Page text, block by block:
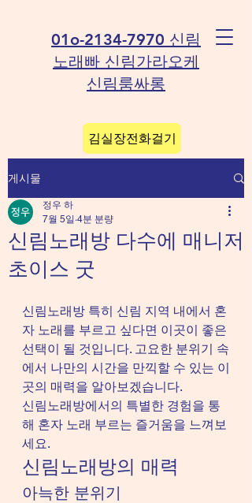
01o-2134-7970 신림
노래빠 신림가라오케
신림룸싸롱
김실장전화걸기
게시물
신림노래방 다수에 매니저
초이스 굿
정우 하
7월 5일 4분 분량
신림노래방 특히 신림 지역 내에서 혼
자 노래를 부르고 싶다면 이곳이 좋은
선택이 될 것입니다. 고요한 분위기 속
에서 나만의 시간을 만끽할 수 있는 이
곳의 매력을 알아보겠습니다.
신림노래방에서의 특별한 경험을 통
해 혼자 노래 부르는 즐거움을 느껴보
세요.
신림노래방의 매력
아늑한 분위기